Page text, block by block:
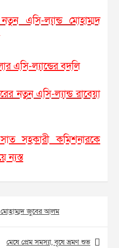
এসি-ল্যান্ড মোহাম্মদ
এসি-ল্যান্ডের বদলি
নতুন এসি-ল্যান্ড রাবেয়া
সহকারী কমিশনারকে
ন্যস্ত
মোহাম্মদ জুবের আলম
মেষে প্রেম সমস্যা, বৃষে ভ্রমণ শুভ